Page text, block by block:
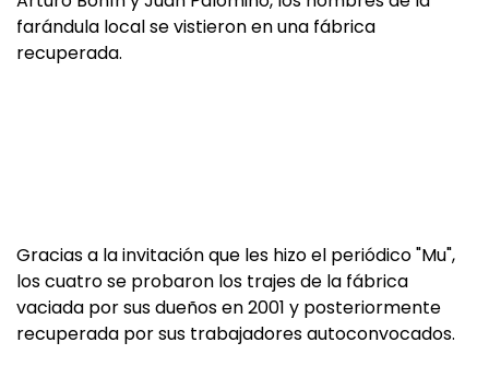
farándula local se vistieron en una fábrica
recuperada.
Gracias a la invitación que les hizo el periódico "Mu",
los cuatro se probaron los trajes de la fábrica
vaciada por sus dueños en 2001 y posteriormente
recuperada por sus trabajadores autoconvocados.